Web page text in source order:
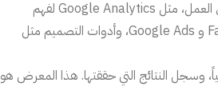
احترف استخدام الأدوات الأساسية التي لا غنى عنها في سوق العمل، مثل Google Analytics لفهم
وتحليل زوار موقعك، ومنصات الإعلانات مثل Facebook Business Manager و Google Ads، وأدوات التصميم مثل
وسجل النتائج التي حققتها. هذا المعرض هو